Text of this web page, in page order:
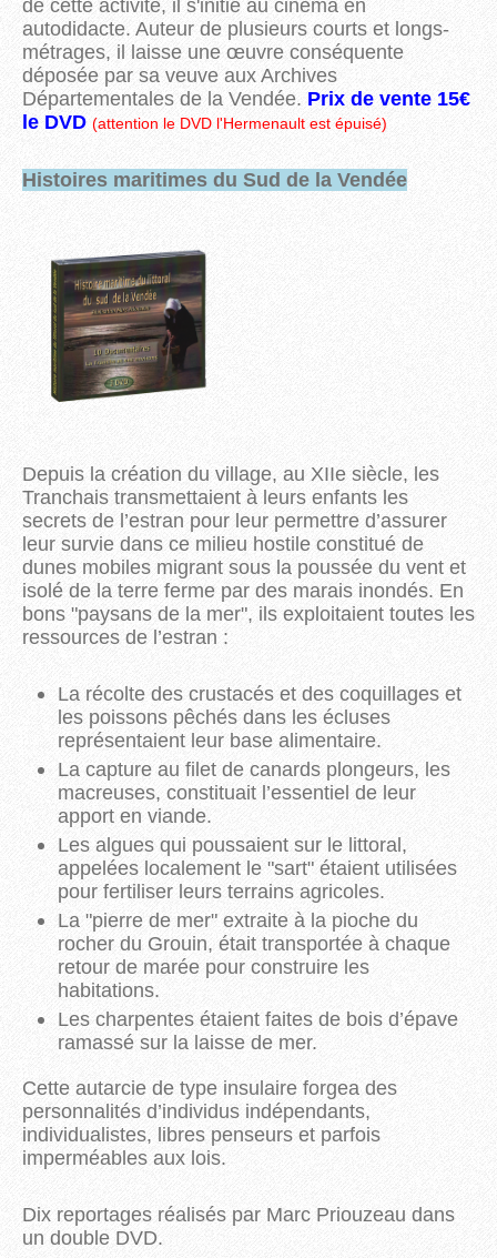
de cette activité, il s'initie au cinéma en
autodidacte. Auteur de plusieurs courts et longs-
métrages, il laisse une œuvre conséquente
déposée par sa veuve aux Archives
Départementales de la Vendée. Prix de vente 15€
le DVD (attention le DVD l'Hermenault est épuisé)
Histoires maritimes du Sud de la Vendée
Depuis la création du village, au XIIe siècle, les
Tranchais transmettaient à leurs enfants les
secrets de l’estran pour leur permettre d’assurer
leur survie dans ce milieu hostile constitué de
dunes mobiles migrant sous la poussée du vent et
isolé de la terre ferme par des marais inondés. En
bons "paysans de la mer", ils exploitaient toutes les
ressources de l’estran :
La récolte des crustacés et des coquillages et
les poissons pêchés dans les écluses
représentaient leur base alimentaire.
La capture au filet de canards plongeurs, les
macreuses, constituait l’essentiel de leur
apport en viande.
Les algues qui poussaient sur le littoral,
appelées localement le "sart" étaient utilisées
pour fertiliser leurs terrains agricoles.
La "pierre de mer" extraite à la pioche du
rocher du Grouin, était transportée à chaque
retour de marée pour construire les
habitations.
Les charpentes étaient faites de bois d’épave
ramassé sur la laisse de mer.
Cette autarcie de type insulaire forgea des
personnalités d’individus indépendants,
individualistes, libres penseurs et parfois
imperméables aux lois.
Dix reportages réalisés par Marc Priouzeau dans
un double DVD.